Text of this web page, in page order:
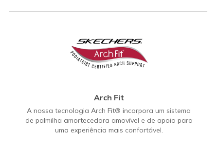
Arch Fit
A nossa tecnologia Arch Fit® incorpora um sistema
de palmilha amortecedora amovível e de apoio para
uma experiência mais confortável.